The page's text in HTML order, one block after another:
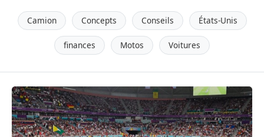
Camion Concepts Conseils États-Unis
finances Motos Voitures